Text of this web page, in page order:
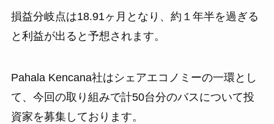
損益分岐点は18.91ヶ月となり、約１年半を過ぎる
と利益が出ると予想されます。
Pahala Kencana社はシェアエコノミーの一環とし
て、今回の取り組みで計50台分のバスについて投
資家を募集しております。